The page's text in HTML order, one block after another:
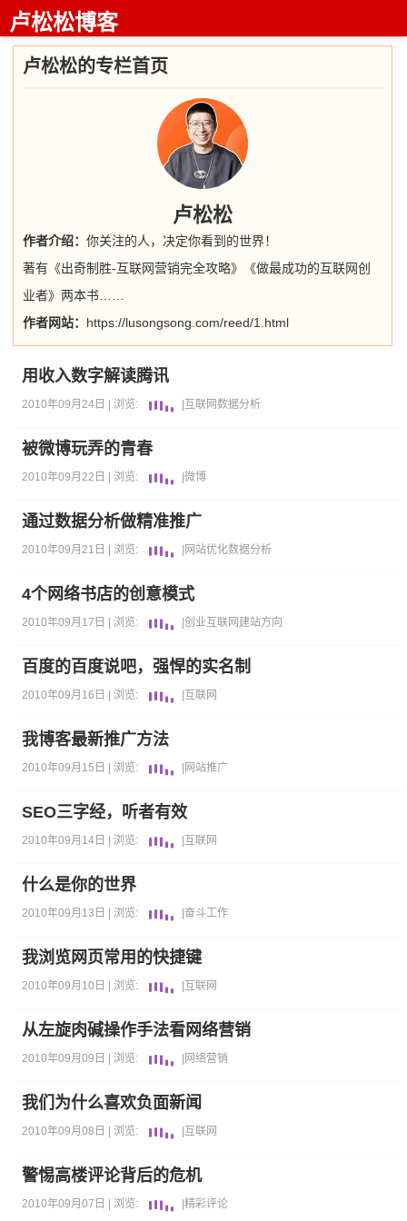
卢松松博客
卢松松的专栏首页
卢松松
作者介绍：你关注的人，决定你看到的世界！
著有《出奇制胜-互联网营销完全攻略》《做最成功的互联网创
业者》两本书……
作者网站： https://lusongsong.com/reed/1.html
用收入数字解读腾讯
2010年09月24日 | 浏览: 互联网数据分析
被微博玩弄的青春
2010年09月22日 | 浏览: |微博
通过数据分析做精准推广
2010年09月21日 | 浏览: 网站优化数据分析
4个网络书店的创意模式
2010年09月17日 | 浏览: |创业互联网 建站方向
百度的百度说吧，强悍的实名制
2010年09月16日 | 浏览: 互联网
我博客最新推广方法
2010年09月15日 | 浏览: 网站推广
SEO三字经，听者有效
2010年09月14日 | 浏览: 互联网
什么是你的世界
2010年09月13日 | 浏览: |奋斗工作
我浏览网页常用的快捷键
2010年09月10日 | 浏览: 互联网
从左旋肉碱操作手法看网络营销
2010年09月09日 | 浏览: 网络营销
我们为什么喜欢负面新闻
2010年09月08日 | 浏览: 互联网
警惕高楼评论背后的危机
2010年09月07日 | 浏览: |精彩评论